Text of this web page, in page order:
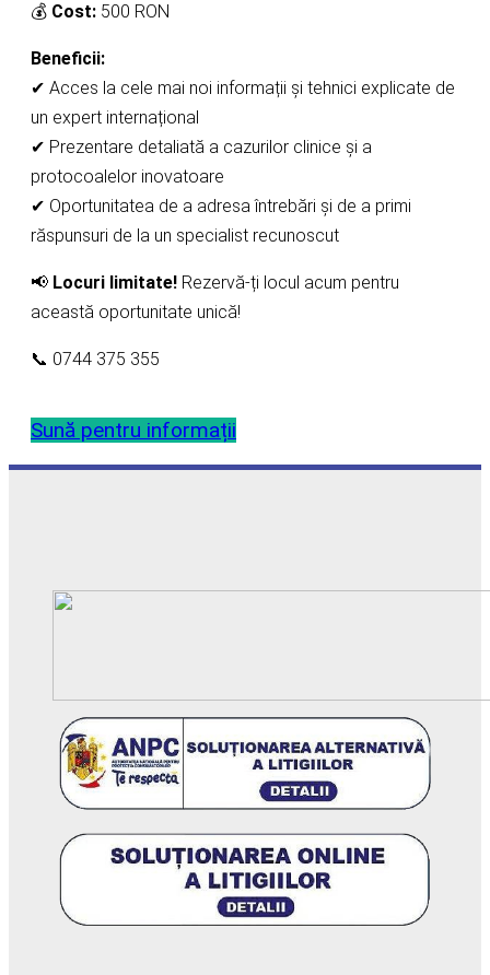
💰 Cost: 500 RON
Beneficii:
✔ Acces la cele mai noi informații și tehnici explicate de
un expert internațional
✔ Prezentare detaliată a cazurilor clinice și a
protocoalelor inovatoare
✔ Oportunitatea de a adresa întrebări și de a primi
răspunsuri de la un specialist recunoscut
📢 Locuri limitate! Rezervă-ți locul acum pentru
această oportunitate unică!
📞 0744 375 355
Sună pentru informații